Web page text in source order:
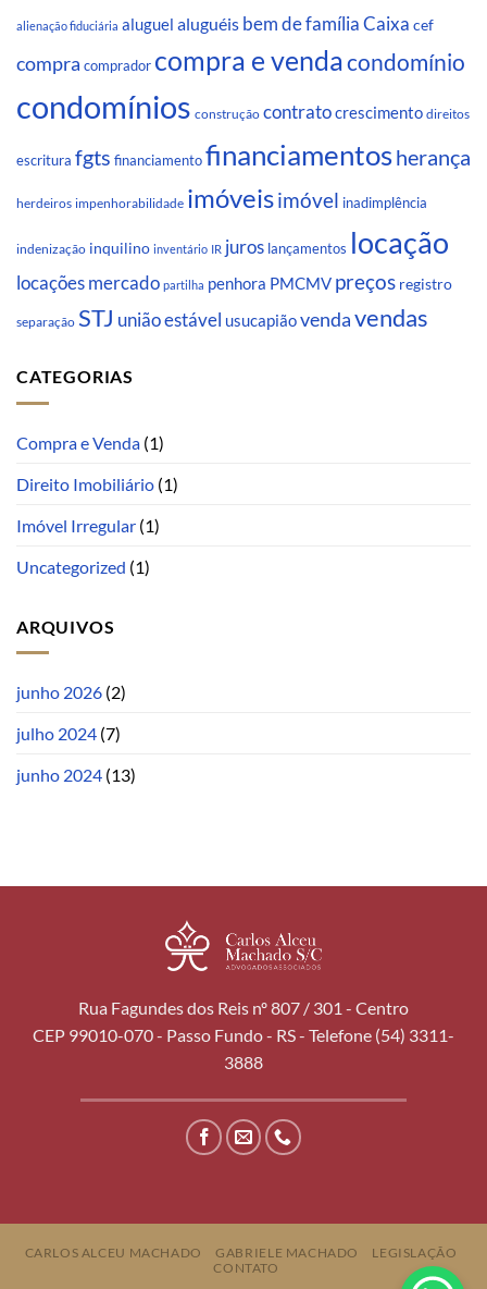
alienação fiduciária aluguel aluguéis bem de família Caixa cef
compra comprador compra e vendacondomínio
condomínios construção contratocrescimento direitos
escritura fgts financiamentofinanciamentosherança
herdeiros impenhorabilidade imóveisimóvel inadimplência
indenização inquilino inventário IR juros lançamentos locação
locações mercado partilha penhora PMCMV preços registro
separação STJ união estável usucapiãovendavendas
CATEGORIAS
Compra e Venda (1)
Direito Imobiliário (1)
Imóvel Irregular (1)
Uncategorized (1)
ARQUIVOS
junho 2026 (2)
julho 2024 (7)
junho 2024 (13)
Rua Fagundes dos Reis nº 807 / 301 - Centro
CEP 99010-070 - Passo Fundo - RS - Telefone (54) 3311-
3888
CARLOS ALCEU MACHADO GABRIELE MACHADO
LEGISLAÇÃO
CONTATO